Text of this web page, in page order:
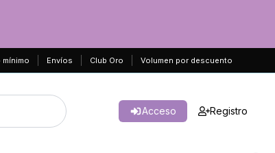
mínimo Envíos Club Oro Volumen por descuento
Acceso Registro